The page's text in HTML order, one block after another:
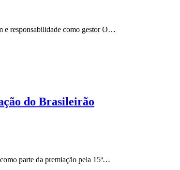
e responsabilidade como gestor O…
do Brasileirão
parte da premiação pela 15ª…